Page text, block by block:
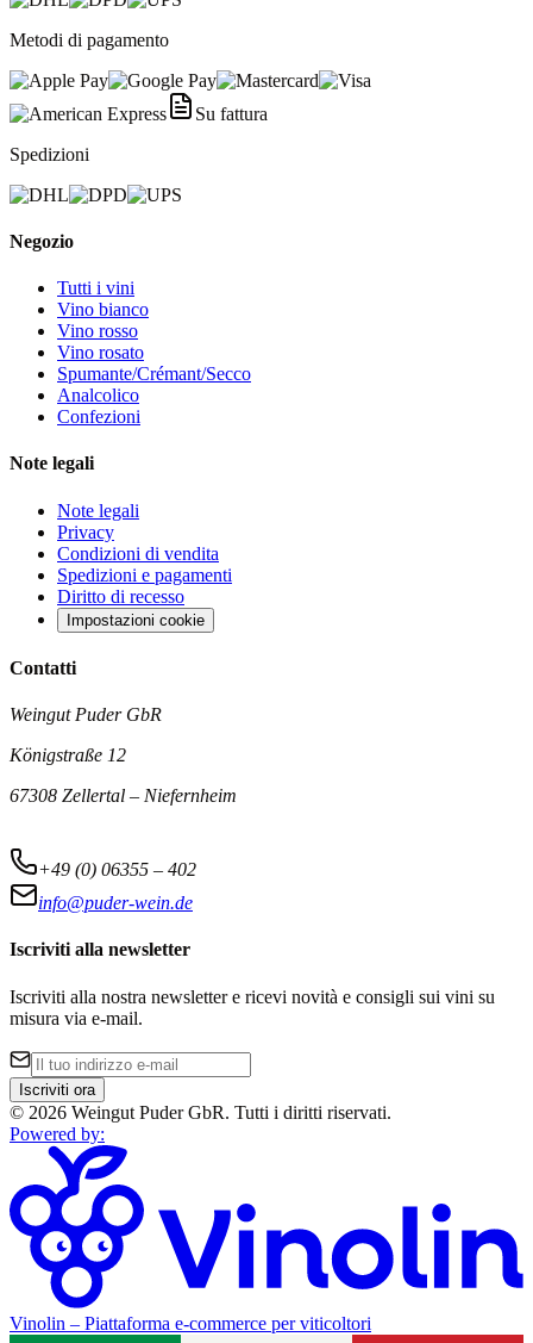
Metodi di pagamento
Su fattura
Spedizioni
Negozio
Tutti i vini
Vino bianco
Vino rosso
Vino rosato
Spumante/Crémant/Secco
Analcolico
Confezioni
Note legali
Note legali
Privacy
Condizioni di vendita
Spedizioni e pagamenti
Diritto di recesso
Impostazioni cookie
Contatti
Weingut Puder GbR
Königstraße 12
67308 Zellertal – Niefernheim
+49 (0) 06355 – 402
info@puder-wein.de
Iscriviti alla newsletter
Iscriviti alla nostra newsletter e ricevi novità e consigli sui vini su
misura via e-mail.
Iscriviti ora
© 2026 Weingut Puder GbR. Tutti i diritti riservati.
Powered by:
Vinolin – Piattaforma e-commerce per viticoltori